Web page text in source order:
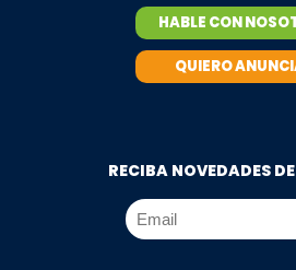
HABLE CON
QUIERO
RECIBA NOVEDADES